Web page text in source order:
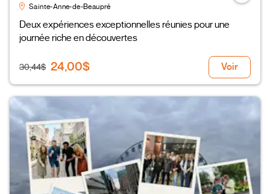
Sainte-Anne-de-Beaupré
Deux expériences exceptionnelles réunies pour une
journée riche en découvertes
30,44$ 24,00$ Voir